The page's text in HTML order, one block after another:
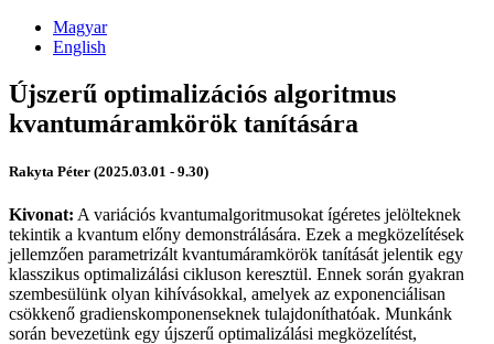
Magyar
English
Újszerű optimalizációs algoritmus
kvantumáramkörök tanítására
Rakyta Péter (2025.03.01 - 9.30)
Kivonat: A variációs kvantumalgoritmusokat ígéretes jelölteknek
tekintik a kvantum előny demonstrálására. Ezek a megközelítések
jellemzően parametrizált kvantumáramkörök tanítását jelentik egy
klasszikus optimalizálási cikluson keresztül. Ennek során gyakran
szembesülünk olyan kihívásokkal, amelyek az exponenciálisan
csökkenő gradienskomponenseknek tulajdoníthatóak. Munkánk
során bevezetünk egy újszerű optimalizálási megközelítést,